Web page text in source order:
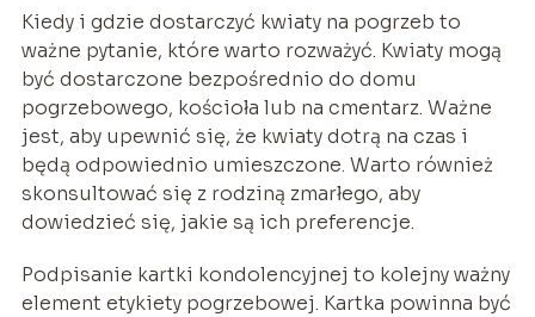
Kiedy i gdzie dostarczyć kwiaty na pogrzeb to
ważne pytanie, które warto rozważyć. Kwiaty mogą
być dostarczone bezpośrednio do domu
pogrzebowego, kościoła lub na cmentarz. Ważne
jest, aby upewnić się, że kwiaty dotrą na czas i
będą odpowiednio umieszczone. Warto również
skonsultować się z rodziną zmarłego, aby
dowiedzieć się, jakie są ich preferencje.
Podpisanie kartki kondolencyjnej to kolejny ważny
element etykiety pogrzebowej. Kartka powinna być